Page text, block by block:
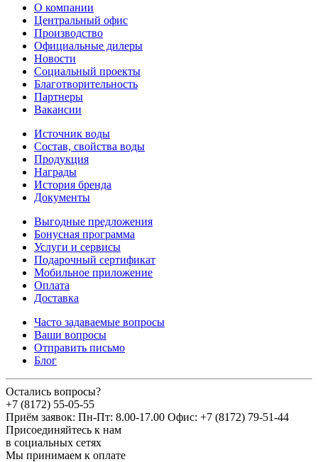
О компании
Центральный офис
Производство
Официальные дилеры
Новости
Социальный проекты
Благотворительность
Партнеры
Вакансии
Источник воды
Состав, свойства воды
Продукция
Награды
История бренда
Документы
Выгодные предложения
Бонусная программа
Услуги и сервисы
Подарочный сертификат
Мобильное приложение
Оплата
Доставка
Часто задаваемые вопросы
Ваши вопросы
Отправить письмо
Блог
Остались вопросы?
+7 (8172) 55-05-55
Приём заявок: Пн-Пт: 8.00-17.00 Офис: +7 (8172) 79-51-44
Присоединяйтесь к нам
в социальных сетях
Мы принимаем к оплате